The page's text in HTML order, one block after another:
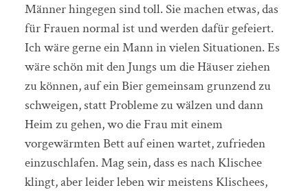
Männer hingegen sind toll. Sie machen etwas, das
für Frauen normal ist und werden dafür gefeiert.
Ich wäre gerne ein Mann in vielen Situationen. Es
wäre schön mit den Jungs um die Häuser ziehen
zu können, auf ein Bier gemeinsam grunzend zu
schweigen, statt Probleme zu wälzen und dann
Heim zu gehen, wo die Frau mit einem
vorgewärmten Bett auf einen wartet, zufrieden
einzuschlafen. Mag sein, dass es nach Klischee
klingt, aber leider leben wir meistens Klischees,